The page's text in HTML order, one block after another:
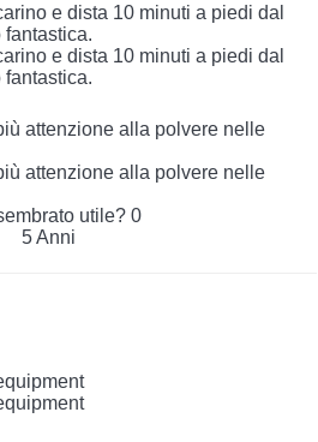
e dista 10 minuti a piedi dal
e dista 10 minuti a piedi dal
attenzione alla polvere nelle
attenzione alla polvere nelle
utile? 0
5 Anni